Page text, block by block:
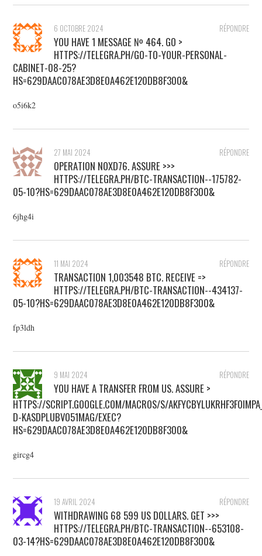
RÉPONDRE
6 OCTOBRE 2024
YOU HAVE 1 MESSAGE № 464. GO >
HTTPS://TELEGRA.PH/GO-TO-YOUR-PERSONAL-
CABINET-08-25?
HS=629DAAC078AE3D8E0A462E120DB8F300&
o5i6k2
RÉPONDRE
27 MAI 2024
ОРЕRАTIОN NОХD76. АSSURЕ >>>
HTTPS://TELEGRA.PH/BTC-TRANSACTION--175782-
05-10?HS=629DAAC078AE3D8E0A462E120DB8F300&
6jhg4i
RÉPONDRE
11 MAI 2024
TRАNSАСТIОN 1,003548 BТС. RECEIVE =>
HTTPS://TELEGRA.PH/BTC-TRANSACTION--434137-
05-10?HS=629DAAC078AE3D8E0A462E120DB8F300&
fp3ldh
RÉPONDRE
9 MAI 2024
YOU HAVE A TRANSFER FROM US. ASSURE >
HTTPS://SCRIPT.GOOGLE.COM/MACROS/S/
D-KASDPLUBVO51MAG/EXEC?
HS=629DAAC078AE3D8E0A462E120DB8F300&
gircg4
RÉPONDRE
19 AVRIL 2024
WITHDRAWING 68 599 US DOLLARS. GЕТ >>>
HTTPS://TELEGRA.PH/BTC-TRANSACTION--653108-
03-14?HS=629DAAC078AE3D8E0A462E120DB8F300&